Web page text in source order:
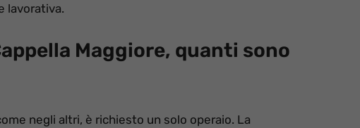
lavorativa.
Maggiore, quanti sono
negli altri, è richiesto un solo operaio. La